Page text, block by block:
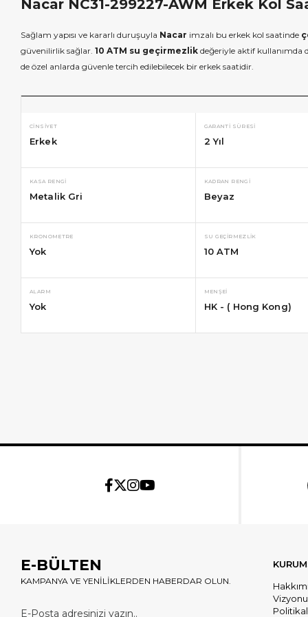
Nacar NC31-299227-AWM Erkek Kol
Sağlam yapısı ve kararlı duruşuyla Nacar imzalı bu erkek kol saatinde
güvenilirlik sağlar. 10 ATM su geçirmezlik değeriyle aktif kullanımda
de özel anlarda güvenle tercih edilebilecek bir erkek saatidir.
CINSIYET
Erkek
GARANTI SÜRESI
2 Yıl
KASA RENGI
Metalik Gri
KADRAN RENGI
Beyaz
KRONOMETRE
Yok
SU GEÇIRMEZLIK
10 ATM
ALARM
Yok
MENŞEI
HK - ( Hong Kong)
E-BÜLTEN
KAMPANYA VE YENİLİKLERDEN HABERDAR OLUN.